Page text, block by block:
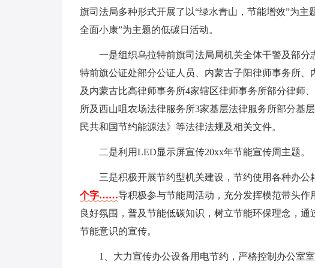
旗司法局多种形式开展了以“绿水青山，节能增效”为主
全面小康”为主题的低碳日活动。
一是组织乌拉特前旗司法局局机关全体干警及部
特前旗公证处部分公证人员、内蒙古子阳律师事务所
及内蒙古比高律师事务所4家辖区律师事务所部分律师
所及西山咀农场法律服务所3家基层法律服务所部分基
民共和国节约能源法》等法律法规及相关文件。
二是利用LED显示屏宣传20xx年节能宣传周主题。
三是积极开展节约型机关建设，节约使用各种办公
个字……导积极参与节能周活动，充分发挥模范带头
良好氛围，普及节能低碳知识，树立节能环保理念，
节能意识的宣传。
1、大力宣传办公设备用电节约，严格控制办公室